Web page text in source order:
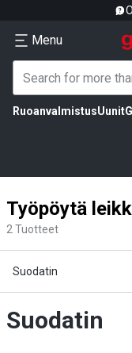
Menu
RuoanvalmistusUunit
Työpöytä
2 Tuotteet
Suodatin
Suodatin